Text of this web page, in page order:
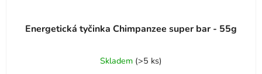
Energetická tyčinka Chimpanzee super bar - 55g
Skladem (>5 ks)